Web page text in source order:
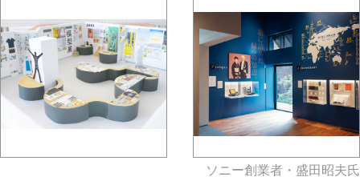
ソニー創業者・盛田昭夫氏